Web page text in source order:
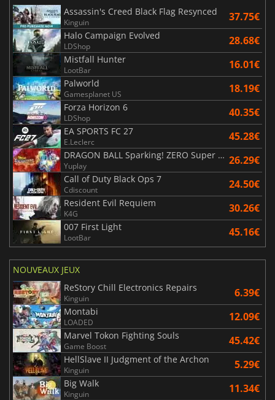
Assassin's Creed Black Flag Resynced
Kinguin 37.75€
Halo Campaign Evolved
LDShop 28.68€
Mistfall Hunter
LootBar 16.01€
Palworld
Gamesplanet US 18.19€
Forza Horizon 6
LDShop 40.35€
EA SPORTS FC 27
E.Leclerc 45.28€
DRAGON BALL Sparking! ZERO Super Limit Breaking NEO
Yuplay 26.29€
Call of Duty Black Ops 7
Cdiscount 24.50€
Resident Evil Requiem
K4G 30.26€
007 First Light
LootBar 45.16€
NOUVEAUX JEUX
ReStory Chill Electronics Repairs
Kinguin 6.39€
Montabi
LOADED 12.09€
Marvel Tokon Fighting Souls
Game Boost 45.42€
HellSlave II Judgment of the Archon
Kinguin 5.29€
Big Walk
Kinguin 11.34€